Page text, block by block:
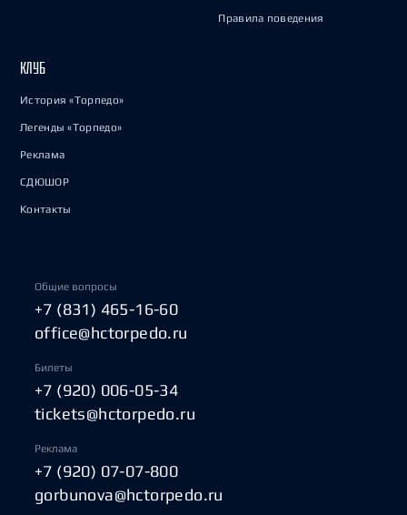
Правила поведения
КЛУБ
История «Торпедо»
Легенды «Торпедо»
Реклама
СДЮШОР
Контакты
Общие вопросы
+7 (831) 465-16-60
office@hctorpedo.ru
Билеты
+7 (920) 006-05-34
tickets@hctorpedo.ru
Реклама
+7 (920) 07-07-800
gorbunova@hctorpedo.ru